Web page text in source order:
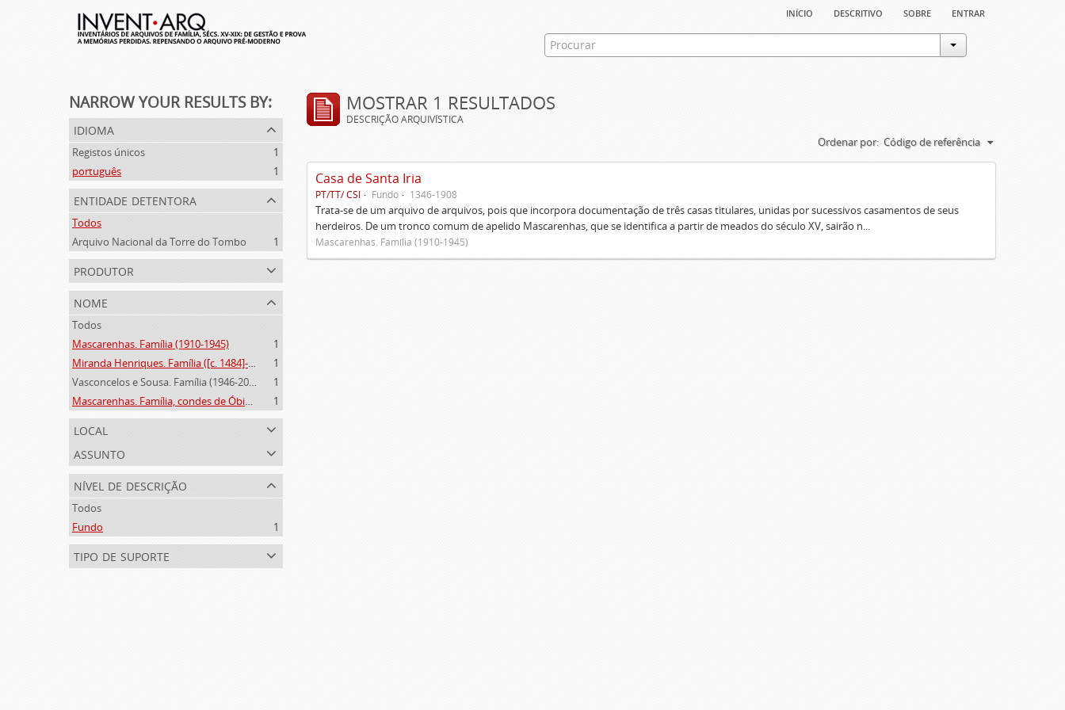
início descritivo sobre entrar
NARROW YOUR RESULTS BY:
idioma
Registos únicos
1
português
1
entidade detentora
Todos
Arquivo Nacional da Torre do Tombo
1
produtor
nome
Todos
Mascarenhas. Família (1910-1945)
1
Miranda Henriques. Família ([c. 1484]-[c.1745])
1
Vasconcelos e Sousa. Família (1946-2006)
1
Mascarenhas. Família, condes de Óbidos, Palma e Sabugal (1669-1910)
1
local
assunto
nível de descrição
Todos
Fundo
1
tipo de suporte
MOSTRAR 1 RESULTADOS
DESCRIÇÃO ARQUIVÍSTICA
Ordenar por: Código de referência
Casa de Santa Iria
PT/TT/ CSI Fundo 1346-1908
Trata-se de um arquivo de arquivos, pois que incorpora documentação de três casas titulares, unidas por sucessivos casamentos de seus
herdeiros. De um tronco comum de apelido Mascarenhas, que se identifica a partir de meados do século XV, sairão n...
Mascarenhas. Família (1910-1945)